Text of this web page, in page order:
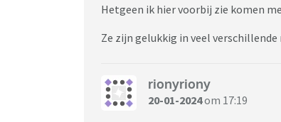
Hetgeen ik hier voorbij zie komen
Ze zijn gelukkig in veel
rionyriony
20-01-2024om 17:19